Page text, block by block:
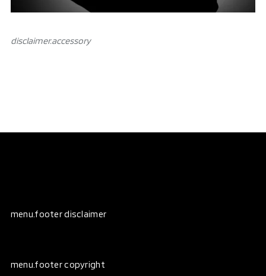
disclaimer.аccessory
menu.footer disclaimer
menu.footer copyright